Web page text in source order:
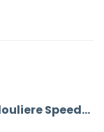
A+ Louis Vuitton Monogram Bandouliere Speedy 30’Luk Vejital Deri (LV33)